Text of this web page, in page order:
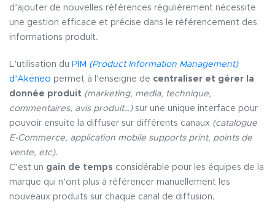
d’ajouter de nouvelles références régulièrement nécessite
une gestion efficace et précise dans le référencement des
informations produit.
L’utilisation du PIM (Product Information Management)
d’Akeneo permet à l’enseigne de centraliser et gérer la
donnée produit (marketing, media, technique,
commentaires, avis produit…)sur une unique interface pour
pouvoir ensuite la diffuser sur différents canaux (catalogue
E-Commerce, application mobile supports print, points de
vente, etc).
C’est un gain de temps considérable pour les équipes de la
marque qui n’ont plus à référencer manuellement les
nouveaux produits sur chaque canal de diffusion.